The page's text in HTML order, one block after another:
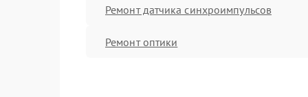
Ремонт датчика синхроимпульсов
Ремонт оптики